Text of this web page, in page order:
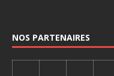
NOS PARTENAIRES